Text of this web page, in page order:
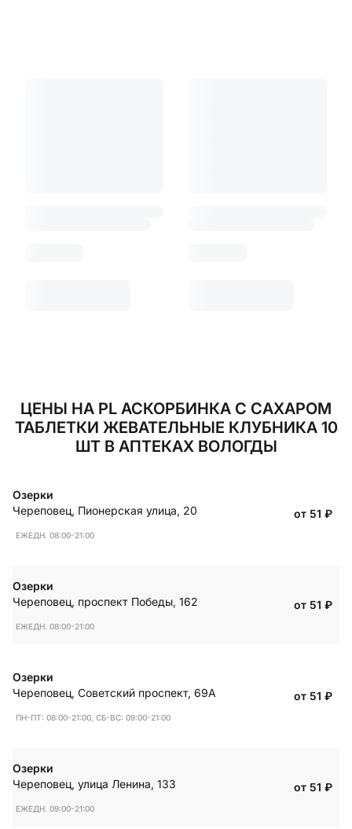
ЦЕНЫ НА PL АСКОРБИНКА С САХАРОМ
ТАБЛЕТКИ ЖЕВАТЕЛЬНЫЕ КЛУБНИКА 10
ШТ В АПТЕКАХ ВОЛОГДЫ
Озерки
Череповец, Пионерская улица, 20
ЕЖЕДН. 08:00-21:00
от 51 ₽
Озерки
Череповец, проспект Победы, 162
ЕЖЕДН. 08:00-21:00
от 51 ₽
Озерки
Череповец, Советский проспект, 69А
ПН-ПТ: 08:00-21:00, СБ-ВС: 09:00-21:00
от 51 ₽
Озерки
Череповец, улица Ленина, 133
ЕЖЕДН. 09:00-21:00
от 51 ₽